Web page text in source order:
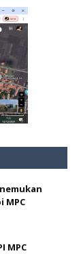
MPC
MPC